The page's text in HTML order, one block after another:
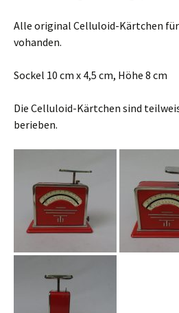
Alle original Celluloid-Kärtchen
vohanden.
Sockel 10 cm x 4,5 cm, Höhe 8 cm
Die Celluloid-Kärtchen sind
berieben.